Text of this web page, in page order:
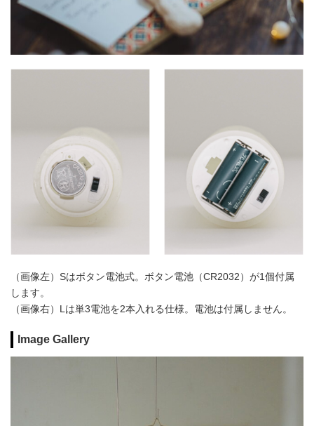
（画像左）Sはボタン電池式。ボタン電池（CR2032）が1個付属
します。
（画像右）Lは単3電池を2本入れる仕様。電池は付属しません。
Image Gallery